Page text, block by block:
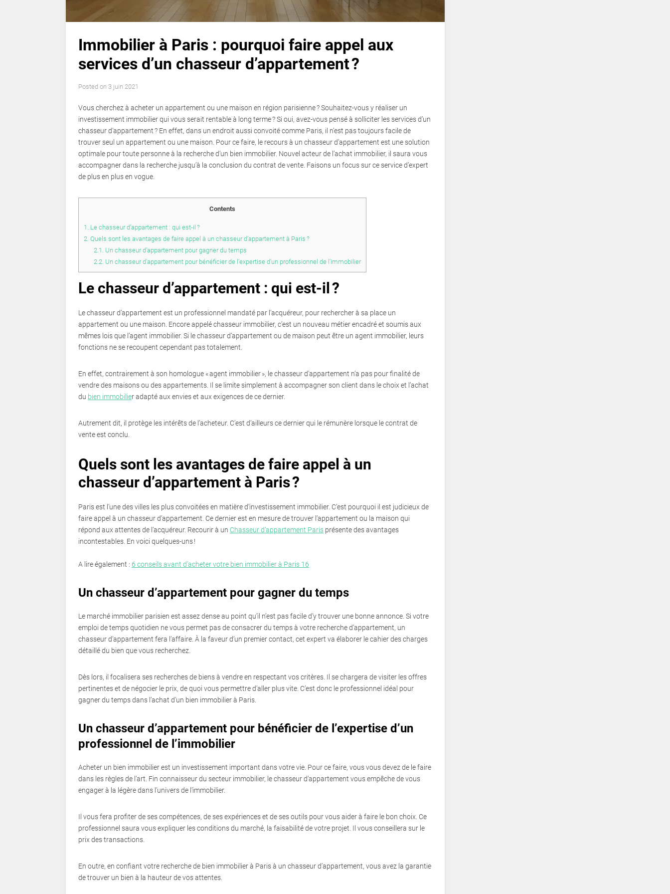
Immobilier à Paris : pourquoi faire appel aux
services d’un chasseur d’appartement ?
Posted on 3 juin 2021
Vous cherchez à acheter un appartement ou une maison en région parisienne ? Souhaitez-vous y réaliser un
investissement immobilier qui vous serait rentable à long terme ? Si oui, avez-vous pensé à solliciter les services d’un
chasseur d’appartement ? En effet, dans un endroit aussi convoité comme Paris, il n’est pas toujours facile de
trouver seul un appartement ou une maison. Pour ce faire, le recours à un chasseur d’appartement est une solution
optimale pour toute personne à la recherche d’un bien immobilier. Nouvel acteur de l’achat immobilier, il saura vous
accompagner dans la recherche jusqu’à la conclusion du contrat de vente. Faisons un focus sur ce service d’expert
de plus en plus en vogue.
Contents
1. Le chasseur d’appartement : qui est-il ?
2. Quels sont les avantages de faire appel à un chasseur d’appartement à Paris ?
2.1. Un chasseur d’appartement pour gagner du temps
2.2. Un chasseur d’appartement pour bénéficier de l’expertise d’un professionnel de l’immobilier
Le chasseur d’appartement : qui est-il ?
Le chasseur d’appartement est un professionnel mandaté par l’acquéreur, pour rechercher à sa place un
appartement ou une maison. Encore appelé chasseur immobilier, c’est un nouveau métier encadré et soumis aux
mêmes lois que l’agent immobilier. Si le chasseur d’appartement ou de maison peut être un agent immobilier, leurs
fonctions ne se recoupent cependant pas totalement.
En effet, contrairement à son homologue « agent immobilier », le chasseur d’appartement n’a pas pour finalité de
vendre des maisons ou des appartements. Il se limite simplement à accompagner son client dans le choix et l’achat
du bien immobilier adapté aux envies et aux exigences de ce dernier.
Autrement dit, il protège les intérêts de l’acheteur. C’est d’ailleurs ce dernier qui le rémunère lorsque le contrat de
vente est conclu.
Quels sont les avantages de faire appel à un
chasseur d’appartement à Paris ?
Paris est l’une des villes les plus convoitées en matière d’investissement immobilier. C’est pourquoi il est judicieux de
faire appel à un chasseur d’appartement. Ce dernier est en mesure de trouver l’appartement ou la maison qui
répond aux attentes de l’acquéreur. Recourir à un Chasseur d’appartement Paris présente des avantages
incontestables. En voici quelques-uns !
A lire également : 6 conseils avant d’acheter votre bien immobilier à Paris 16
Un chasseur d’appartement pour gagner du temps
Le marché immobilier parisien est assez dense au point qu’il n’est pas facile d’y trouver une bonne annonce. Si votre
emploi de temps quotidien ne vous permet pas de consacrer du temps à votre recherche d’appartement, un
chasseur d’appartement fera l’affaire. À la faveur d’un premier contact, cet expert va élaborer le cahier des charges
détaillé du bien que vous recherchez.
Dès lors, il focalisera ses recherches de biens à vendre en respectant vos critères. Il se chargera de visiter les offres
pertinentes et de négocier le prix, de quoi vous permettre d’aller plus vite. C’est donc le professionnel idéal pour
gagner du temps dans l’achat d’un bien immobilier à Paris.
Un chasseur d’appartement pour bénéficier de l’expertise d’un
professionnel de l’immobilier
Acheter un bien immobilier est un investissement important dans votre vie. Pour ce faire, vous vous devez de le faire
dans les règles de l’art. Fin connaisseur du secteur immobilier, le chasseur d’appartement vous empêche de vous
engager à la légère dans l’univers de l’immobilier.
Il vous fera profiter de ses compétences, de ses expériences et de ses outils pour vous aider à faire le bon choix. Ce
professionnel saura vous expliquer les conditions du marché, la faisabilité de votre projet. Il vous conseillera sur le
prix des transactions.
En outre, en confiant votre recherche de bien immobilier à Paris à un chasseur d’appartement, vous avez la garantie
de trouver un bien à la hauteur de vos attentes.